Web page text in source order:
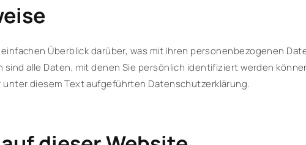
Überblick darüber, was mit Ihren personenbezogenen
alle Daten, mit denen Sie persönlich identifiziert werden
diesem Text aufgeführten Datenschutzerklärung.